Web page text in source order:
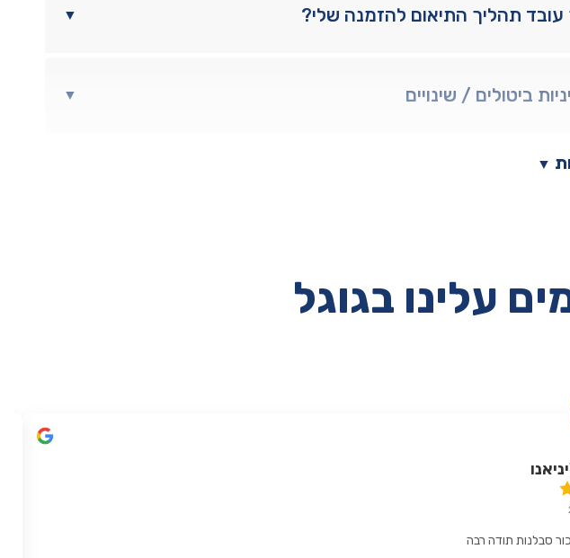
▼ עובד תהליך התיאום להזמנה שלי?
▼ ביטולים / שינויים
▼
עלינו בגוגל
סבלנות תודה רבה